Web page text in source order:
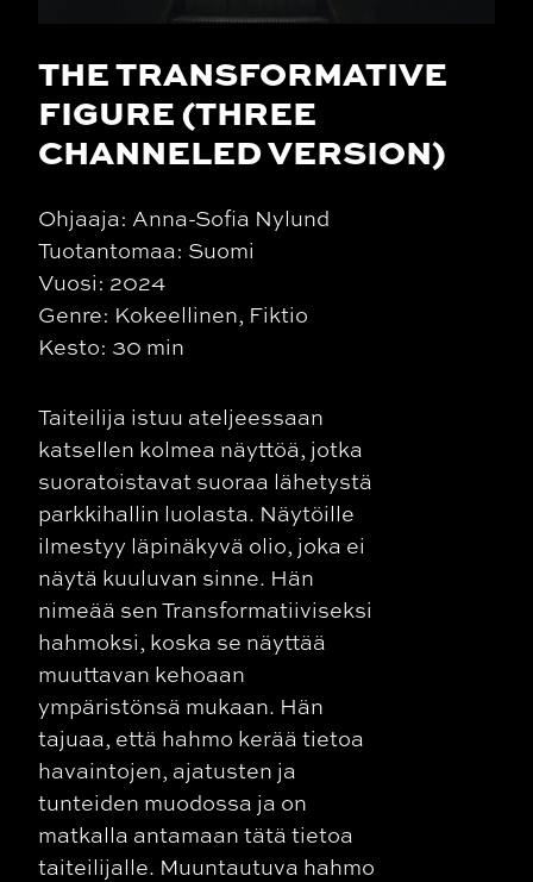
THE TRANSFORMATIVE
FIGURE (THREE
CHANNELED VERSION)
Ohjaaja: Anna-Sofia Nylund
Tuotantomaa: Suomi
Vuosi: 2024
Genre: Kokeellinen, Fiktio
Kesto: 30 min
Taiteilija istuu ateljeessaan
katsellen kolmea näyttöä, jotka
suoratoistavat suoraa lähetystä
parkkihallin luolasta. Näytöille
ilmestyy läpinäkyvä olio, joka ei
näytä kuuluvan sinne. Hän
nimeää sen Transformatiiviseksi
hahmoksi, koska se näyttää
muuttavan kehoaan
ympäristönsä mukaan. Hän
tajuaa, että hahmo kerää tietoa
havaintojen, ajatusten ja
tunteiden muodossa ja on
matkalla antamaan tätä tietoa
taiteilijalle. Muuntautuva hahmo